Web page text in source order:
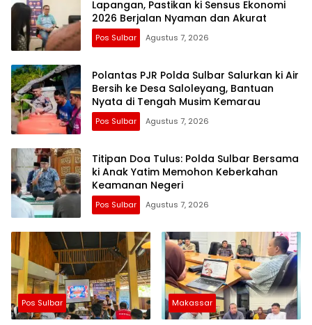
Lapangan, Pastikan ki Sensus Ekonomi
2026 Berjalan Nyaman dan Akurat
Pos Sulbar Agustus 7, 2026
Polantas PJR Polda Sulbar Salurkan ki Air
Bersih ke Desa Saloleyang, Bantuan
Nyata di Tengah Musim Kemarau
Pos Sulbar Agustus 7, 2026
Titipan Doa Tulus: Polda Sulbar Bersama
ki Anak Yatim Memohon Keberkahan
Keamanan Negeri
Pos Sulbar Agustus 7, 2026
Pos Sulbar Makassar